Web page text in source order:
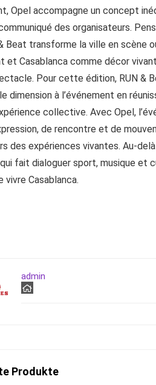
Opel accompagne un concept
des organisateurs.
Beat transforme la ville en scène
et Casablanca comme décor
Pour cette édition, RUN &
dimension à l’événement en
collective. Avec Opel,
de rencontre et de
des expériences vivantes. Au-
fait dialoguer sport, musique et
vivre Casablanca.
admin
Produkte